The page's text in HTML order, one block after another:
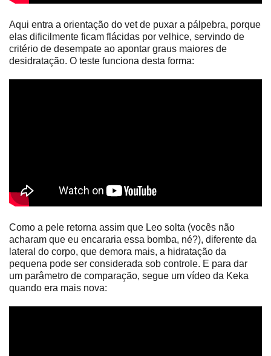
Aqui entra a orientação do vet de puxar a pálpebra, porque
elas dificilmente ficam flácidas por velhice, servindo de
critério de desempate ao apontar graus maiores de
desidratação. O teste funciona desta forma:
Como a pele retorna assim que Leo solta (vocês não
acharam que eu encararia essa bomba, né?), diferente da
lateral do corpo, que demora mais, a hidratação da
pequena pode ser considerada sob controle. E para dar
um parâmetro de comparação, segue um vídeo da Keka
quando era mais nova: